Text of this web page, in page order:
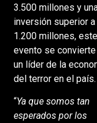
3.500 millones y
inversión superior a
1.200 millones, este
evento se
un líder de la
del terror en el país.
“Ya que somos tan
esperados por los